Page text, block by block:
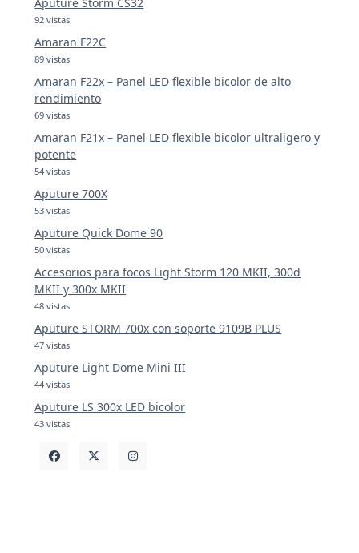
Aputure Storm CS32
92 vistas
Amaran F22C
89 vistas
Amaran F22x – Panel LED flexible bicolor de alto
rendimiento
69 vistas
Amaran F21x – Panel LED flexible bicolor ultraligero y
potente
54 vistas
Aputure 700X
53 vistas
Aputure Quick Dome 90
50 vistas
Accesorios para focos Light Storm 120 MKII, 300d
MKII y 300x MKII
48 vistas
Aputure STORM 700x con soporte 9109B PLUS
47 vistas
Aputure Light Dome Mini III
44 vistas
Aputure LS 300x LED bicolor
43 vistas